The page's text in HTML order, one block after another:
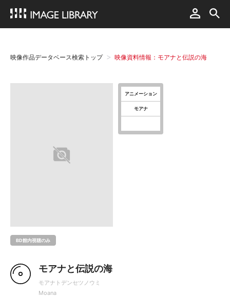
映像作品データベース検索トップ 映像資料情報：モアナと伝説の海
BD館内視聴のみ
アニメーション
モアナ
モアナと伝説の海
モアナトデンセツノウミ
Moana